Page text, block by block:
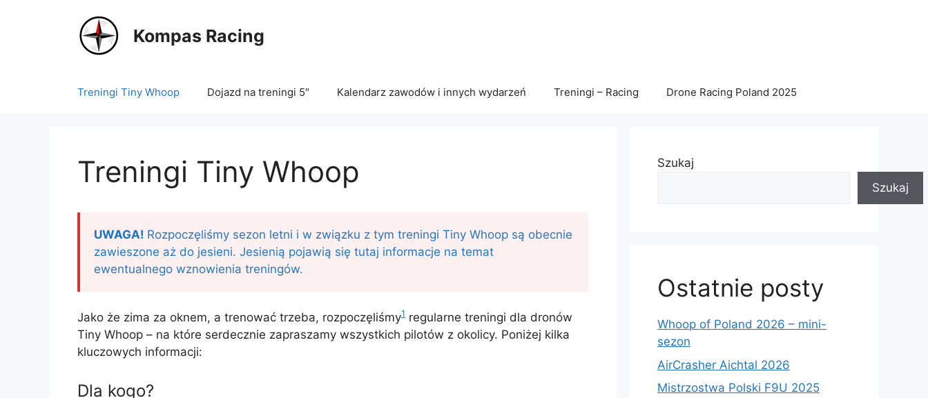
Kompas Racing
Treningi Tiny Whoop Dojazd na treningi 5″ Kalendarz zawodów i innych wydarzeń Treningi – Racing Drone Racing Poland 2025
Treningi Tiny Whoop
UWAGA! Rozpoczęliśmy sezon letni i w związku z tym treningi Tiny Whoop są obecnie
zawieszone aż do jesieni. Jesienią pojawią się tutaj informacje na temat
ewentualnego wznowienia treningów.
Jako że zima za oknem, a trenować trzeba, rozpoczęliśmy1 regularne treningi dla dronów
Tiny Whoop – na które serdecznie zapraszamy wszystkich pilotów z okolicy. Poniżej kilka
kluczowych informacji:
Dla kogo?
Szukaj
Szukaj
Ostatnie posty
Whoop of Poland 2026 – mini-
sezon
AirCrasher Aichtal 2026
Mistrzostwa Polski F9U 2025